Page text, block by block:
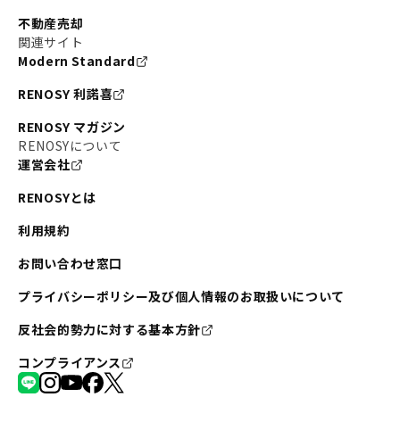
不動産売却
関連サイト
Modern Standard
RENOSY 利諾喜
RENOSY マガジン
RENOSYについて
運営会社
RENOSYとは
利用規約
お問い合わせ窓口
プライバシーポリシー及び個人情報のお取扱いについて
反社会的勢力に対する基本方針
コンプライアンス